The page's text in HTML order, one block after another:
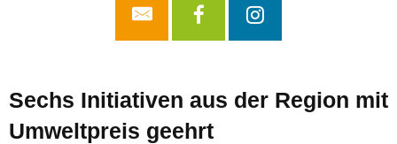
Sechs Initiativen aus der Region mit
Umweltpreis geehrt